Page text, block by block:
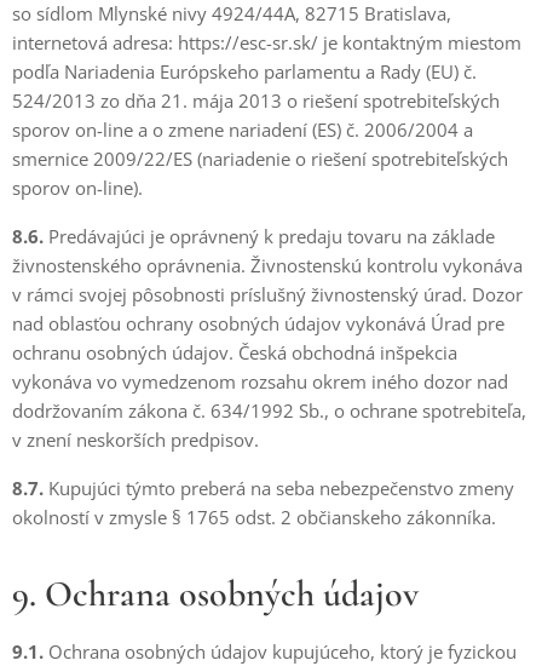
so sídlom Mlynské nivy 4924/44A, 82715 Bratislava,
internetová adresa: https://esc-sr.sk/ je kontaktným miestom
podľa Nariadenia Európskeho parlamentu a Rady (EU) č.
524/2013 zo dňa 21. mája 2013 o riešení spotrebiteľských
sporov on-line a o zmene nariadení (ES) č. 2006/2004 a
smernice 2009/22/ES (nariadenie o riešení spotrebiteľských
sporov on-line).
8.6. Predávajúci je oprávnený k predaju tovaru na základe
živnostenského oprávnenia. Živnostenskú kontrolu vykonáva
v rámci svojej pôsobnosti príslušný živnostenský úrad. Dozor
nad oblasťou ochrany osobných údajov vykonává Úrad pre
ochranu osobných údajov. Česká obchodná inšpekcia
vykonáva vo vymedzenom rozsahu okrem iného dozor nad
dodržovaním zákona č. 634/1992 Sb., o ochrane spotrebiteľa,
v znení neskorších predpisov.
8.7. Kupujúci týmto preberá na seba nebezpečenstvo zmeny
okolností v zmysle § 1765 odst. 2 občianskeho zákonníka.
9. Ochrana osobných údajov
9.1. Ochrana osobných údajov kupujúceho, ktorý je fyzickou